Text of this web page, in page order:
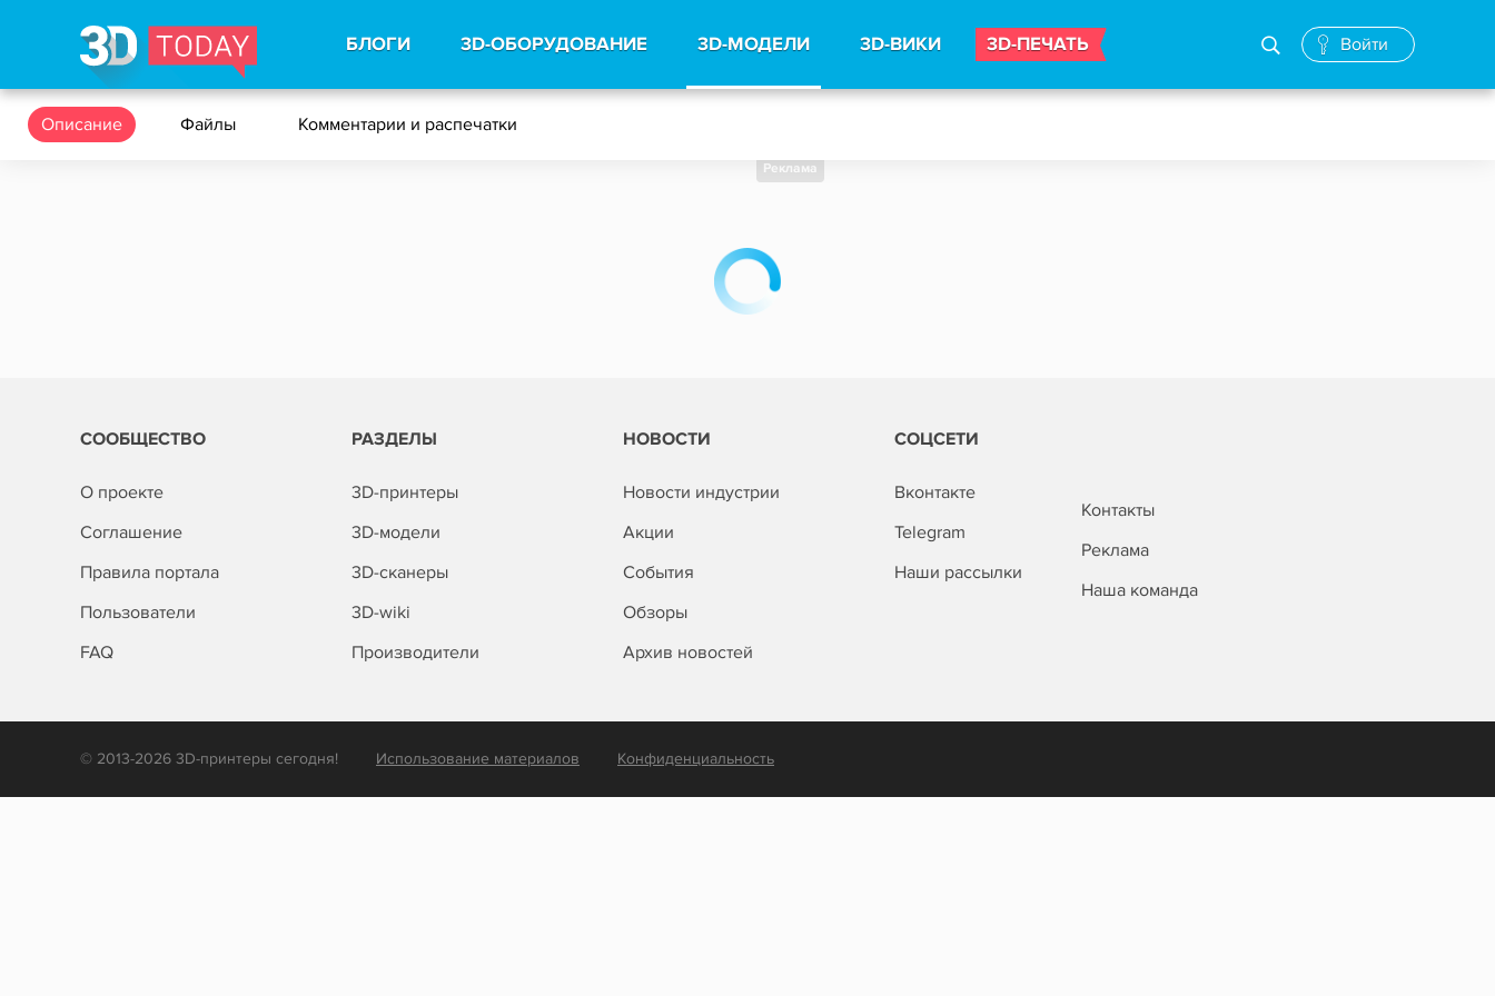
БЛОГИ 3D-ОБОРУДОВАНИЕ 3D-МОДЕЛИ 3D-ВИКИ 3D-ПЕЧАТЬ Войти
Описание Файлы Комментарии и распечатки
Реклама
СООБЩЕСТВО
О проекте
Соглашение
Правила портала
Пользователи
FAQ
РАЗДЕЛЫ
3D-принтеры
3D-модели
3D-сканеры
3D-wiki
Производители
НОВОСТИ
Новости индустрии
Акции
События
Обзоры
Архив новостей
СОЦСЕТИ
Вконтакте
Telegram
Наши рассылки
Контакты
Реклама
Наша команда
© 2013-2026 3D-принтеры сегодня! Использование материалов Конфиденциальность